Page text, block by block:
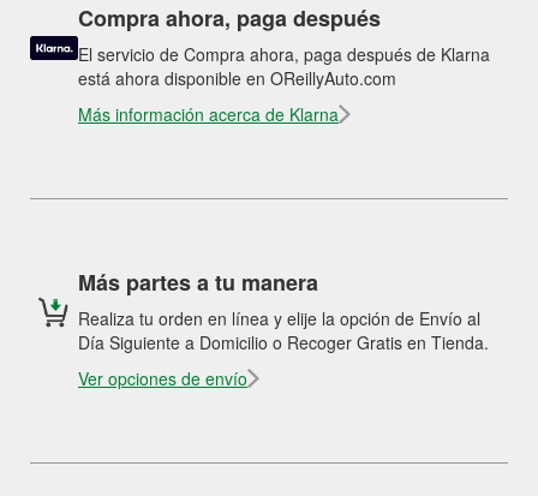
Compra ahora, paga después
El servicio de Compra ahora, paga después de Klarna
está ahora disponible en OReillyAuto.com
Más información acerca de Klarna
Más partes a tu manera
Realiza tu orden en línea y elije la opción de Envío al
Día Siguiente a Domicilio o Recoger Gratis en Tienda.
Ver opciones de envío